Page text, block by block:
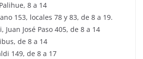
8 a 14
153, locales 78 y 83, de 8 a 19.
Juan José Paso 405, de 8 a 14
de 8 a 14
149, de 8 a 17